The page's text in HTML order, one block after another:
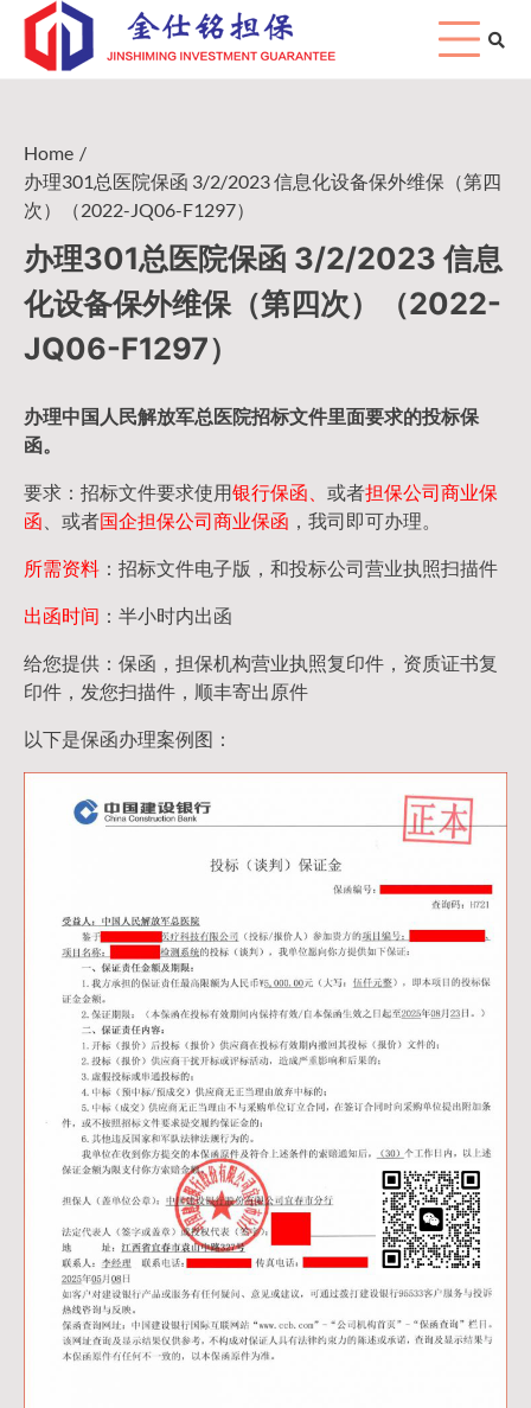
Skip
content
Home
办理301总医院保函 3/2/2023 信息化设备保外维保（第四
次）（2022-JQ06-F1297）
办理301总医院保函 3/2/2023 信息
化设备保外维保（第四次）（2022-
JQ06-F1297）
办理中国人民解放军总医院招标文件里面要求的投标保
函。
要求：招标文件要求使用银行保函、 或者担保公司商业保
函 、或者国企担保公司商业保函 ，我司即可办理。
所需资料 ：招标文件电子版，和投标公司营业执照扫描件
出函时间 ：半小时内出函
给您提供：保函，担保机构营业执照复印件，资质证书复
印件，发您扫描件，顺丰寄出原件
以下是保函办理案例图：